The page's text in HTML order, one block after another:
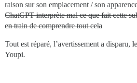
raison sur son emplacement / son
ChatGPT interprète mal ce que fait cette
en train de comprendre tout cela
Tout est réparé, l’avertissement a disparu,
Youpi.